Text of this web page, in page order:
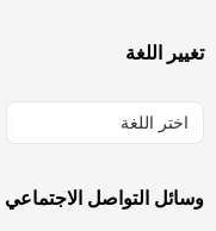
تغيير اللغة
اختر اللغة
وسائل التواصل الاجتماعي